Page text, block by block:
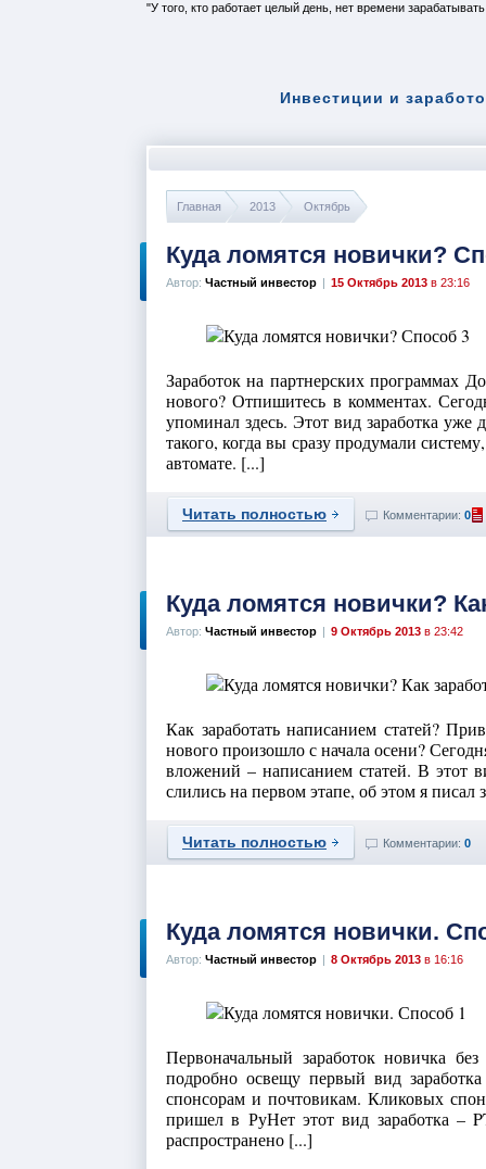
Инвестиции и
У того, кто работает целый день, нет времени
Главная 2013 Октябрь
Куда ломятся новички?
Автор: Частный инвестор | 15 Октябрь 2013 в 23:16
Заработок на партнерских программах
нового? Отпишитесь в комментах.
упоминал здесь. Этот вид заработка уже
такого, когда вы сразу продумали
автомате. [...]
Читать полностью Комментарии: 0
Куда ломятся новички?
Автор: Частный инвестор | 9 Октябрь 2013 в 23:42
Как заработать написанием статей?
нового произошло с начала осени?
вложений – написанием статей. В этот
слились на первом этапе, об этом я
Читать полностью Комментарии: 0
Куда ломятся новички.
Автор: Частный инвестор | 8 Октябрь 2013 в 16:16
Первоначальный заработок новичка
подробно освещу первый вид
спонсорам и почтовикам. Кликовых
пришел в РуНет этот вид заработка –
распространено [...]